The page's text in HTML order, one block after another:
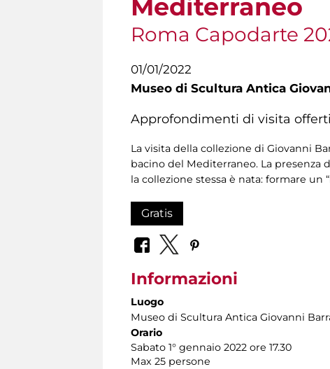
Mediterraneo
Roma Capodarte
01/01/2022
Museo di Scultura Antica
Approfondimenti di visita
La visita della collezione di Giovanni
bacino del Mediterraneo. La presenza
la collezione stessa è nata: formare un
Gratis
Informazioni
Luogo
Museo di Scultura Antica Giovanni
Orario
Sabato 1° gennaio 2022 ore 17.30
Max 25 persone